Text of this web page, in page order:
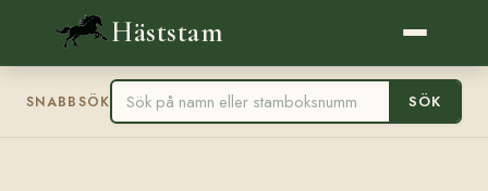
Häststam
SNABBSÖK SÖK